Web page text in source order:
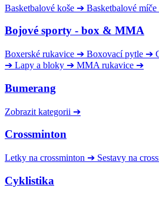
Basketbalové koše ➔ Basketbalové míče
Bojové sporty - box & MMA
Boxerské rukavice ➔ Boxovací pytle ➔
➔ Lapy a bloky ➔ MMA rukavice ➔
Bumerang
Zobrazit kategorii ➔
Crossminton
Letky na crossminton ➔ Sestavy na
Cyklistika